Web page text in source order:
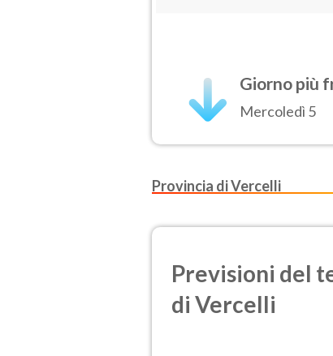
Giorno più
Mercoledì 5
Provincia di Vercelli
Previsioni del
di Vercelli